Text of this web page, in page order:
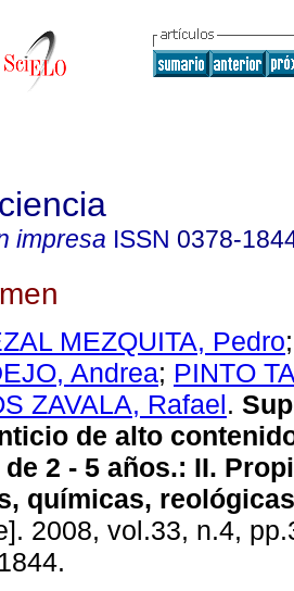
impresa ISSN 0378-
MEZQUITA, Pedro
Andrea; PINTO
ZAVALA, Rafael.
de alto
2 - 5 años.: II.
químicas,
2008, vol.33, n.4,